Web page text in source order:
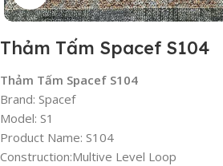
Thảm Tấm Spacef S104
Thảm Tấm Spacef S104
Brand: Spacef
Model: S1
Product Name: S104
Construction:Multive Level Loop